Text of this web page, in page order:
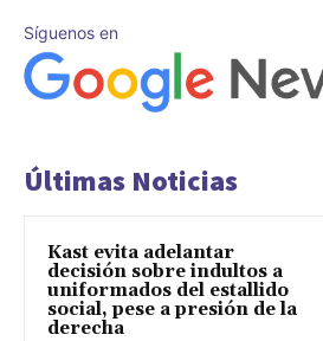
Síguenos en
Últimas Noticias
Kast evita adelantar
decisión sobre indultos a
uniformados del estallido
social, pese a presión de la
derecha